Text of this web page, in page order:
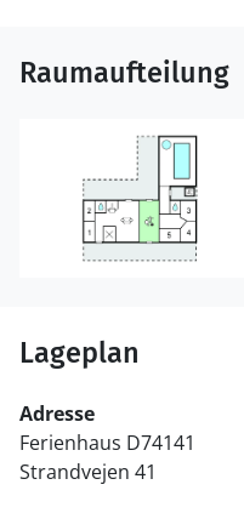
Raumaufteilung
Lageplan
Adresse
Ferienhaus D74141
Strandvejen 41